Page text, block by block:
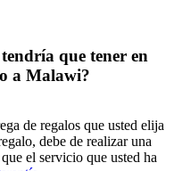
que tener en
a Malawi?
de regalos que usted elija
debe de realizar una
el servicio que usted ha